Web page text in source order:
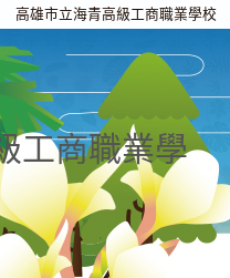
高雄市立海青高級工商職業學校
工商職業學